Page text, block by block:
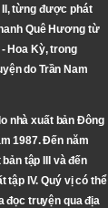
II, từng được phát
Quê Hương từ
Hoa Kỳ, trong
do Trần Nam
nhà xuất bản Đông
1987. Đến năm
tập III và đến
tập IV. Quý vị có thể
đọc truyện qua địa